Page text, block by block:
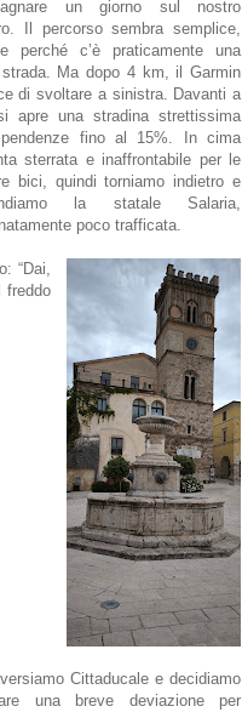
un giorno sul nostro
Il percorso sembra semplice,
perché c’è praticamente una
Ma dopo 4 km, il Garmin
di svoltare a sinistra. Davanti a
apre una stradina strettissima
fino al 15%. In cima
sterrata e inaffrontabile per le
bici, quindi torniamo indietro e
la statale Salaria,
poco trafficata.
“Dai,
freddo
Cittaducale e decidiamo
una breve deviazione per